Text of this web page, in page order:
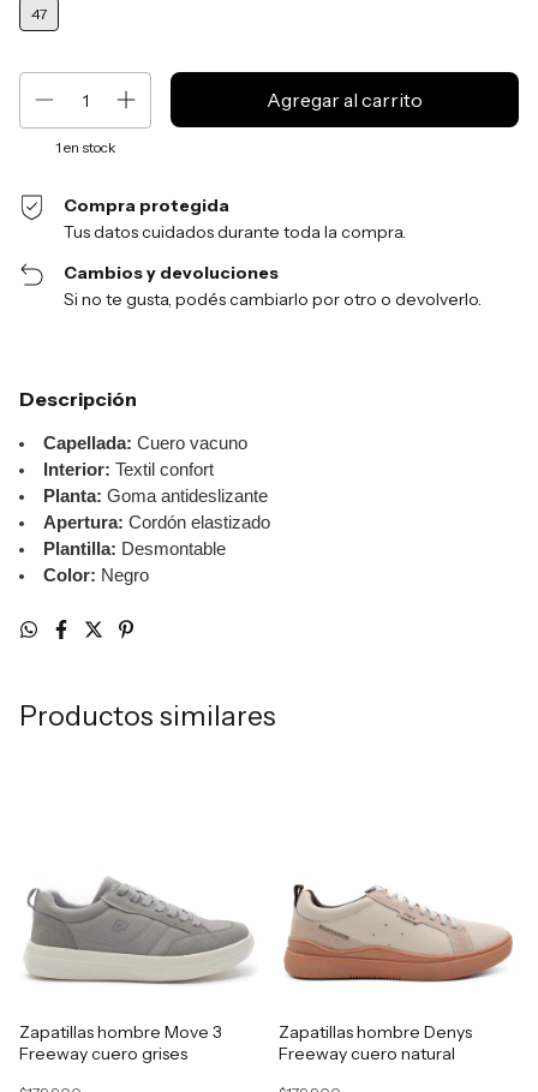
47
1 en stock
Compra protegida
Tus datos cuidados durante toda la compra.
Cambios y devoluciones
Si no te gusta, podés cambiarlo por otro o devolverlo.
Descripción
Capellada: Cuero vacuno
Interior: Textil confort
Planta: Goma antideslizante
Apertura: Cordón elastizado
Plantilla: Desmontable
Color: Negro
Productos similares
Zapatillas hombre Move 3
Freeway cuero grises
Zapatillas hombre Denys
Freeway cuero natural